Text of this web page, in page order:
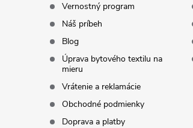
Vernostný program
Náš príbeh
Blog
Úprava bytového textilu na
mieru
Vrátenie a reklamácie
Obchodné podmienky
Doprava a platby